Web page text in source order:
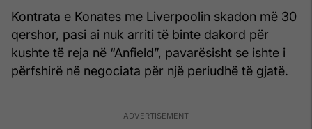
Kontrata e Konates me Liverpoolin skadon më 30
qershor, pasi ai nuk arriti të binte dakord për
kushte të reja në “Anfield”, pavarësisht se ishte i
përfshirë në negociata për një periudhë të gjatë.